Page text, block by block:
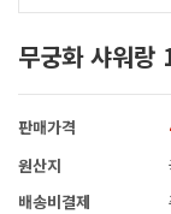
무궁화 샤워랑
판매가격
원산지
배송비결제